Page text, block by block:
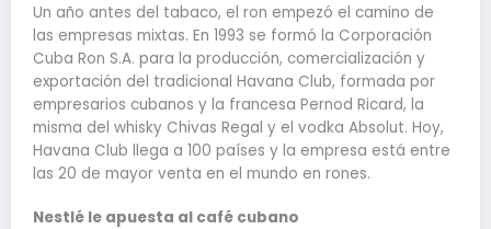
Un año antes del tabaco, el ron empezó el camino de
las empresas mixtas. En 1993 se formó la Corporación
Cuba Ron S.A. para la producción, comercialización y
exportación del tradicional Havana Club, formada por
empresarios cubanos y la francesa Pernod Ricard, la
misma del whisky Chivas Regal y el vodka Absolut. Hoy,
Havana Club llega a 100 países y la empresa está entre
las 20 de mayor venta en el mundo en rones.
Nestlé le apuesta al café cubano